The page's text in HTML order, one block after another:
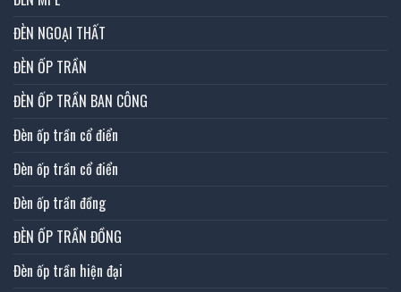
ĐÈN NGOẠI THẤT
ĐÈN ỐP TRẦN
ĐÈN ỐP TRẦN BAN CÔNG
Đèn ốp trần cổ điển
Đèn ốp trần cổ điển
Đèn ốp trần đồng
ĐÈN ỐP TRẦN ĐỒNG
Đèn ốp trần hiện đại